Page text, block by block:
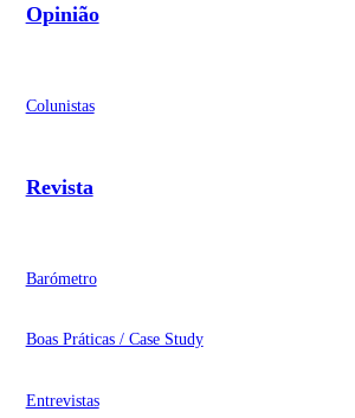
Opinião
Colunistas
Revista
Barómetro
Boas Práticas / Case Study
Entrevistas